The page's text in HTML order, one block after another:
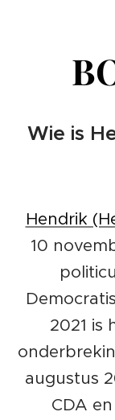
Wie is
Hendrik
10
2021 is
augustus
CDA